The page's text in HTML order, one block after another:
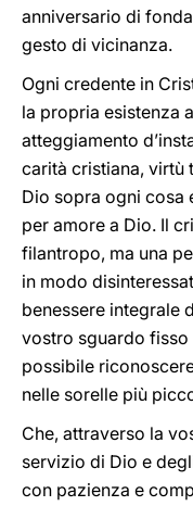
anniversario di
gesto di vicinanza.
Ogni credente in
la propria esistenza
atteggiamento
carità cristiana, virtù
Dio sopra ogni cosa
per amore a Dio. Il
filantropo, ma una
in modo
benessere integrale
vostro sguardo fisso
possibile
nelle sorelle più
Che, attraverso la
servizio di Dio e
con pazienza e